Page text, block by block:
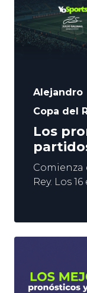
Alejandro
Copa del
Los
Comienza
Rey. Los
en
esperan 3
YoSports
para
y